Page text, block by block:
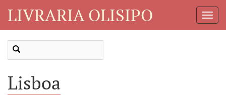
LIVRARIA OLISIPO
Lisboa